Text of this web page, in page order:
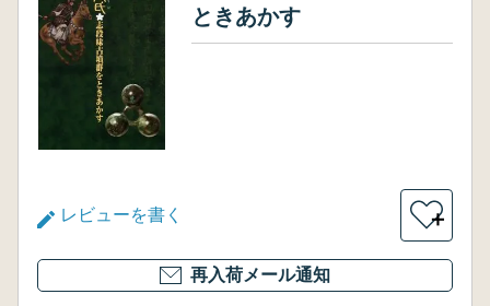
ときあかす
レビューを書く ＋
再入荷メール通知